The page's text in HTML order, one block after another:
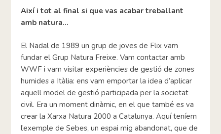
Així i tot al final si que vas acabar treballant
amb natura…
El Nadal de 1989 un grup de joves de Flix vam
fundar el Grup Natura Freixe. Vam contactar amb
WWF i vam visitar experiències de gestió de zones
humides a Itàlia: ens vam emportar la idea d’aplicar
aquell model de gestió participada per la societat
civil. Era un moment dinàmic, en el que també es va
crear la Xarxa Natura 2000 a Catalunya. Aquí teníem
l’exemple de Sebes, un espai mig abandonat, que de